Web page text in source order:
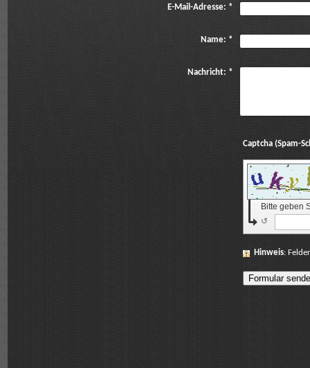
E-Mail-Adresse: *
Name: *
Nachricht: *
Bitte geben
↺
Hinweis :